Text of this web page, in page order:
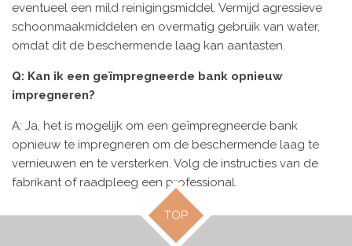
eventueel een mild reinigingsmiddel. Vermijd agressieve
schoonmaakmiddelen en overmatig gebruik van water,
omdat dit de beschermende laag kan aantasten.
Q: Kan ik een geïmpregneerde bank opnieuw
impregneren?
A: Ja, het is mogelijk om een geïmpregneerde bank
opnieuw te impregneren om de beschermende laag te
vernieuwen en te versterken. Volg de instructies van de
fabrikant of raadpleeg een professional.
TOP